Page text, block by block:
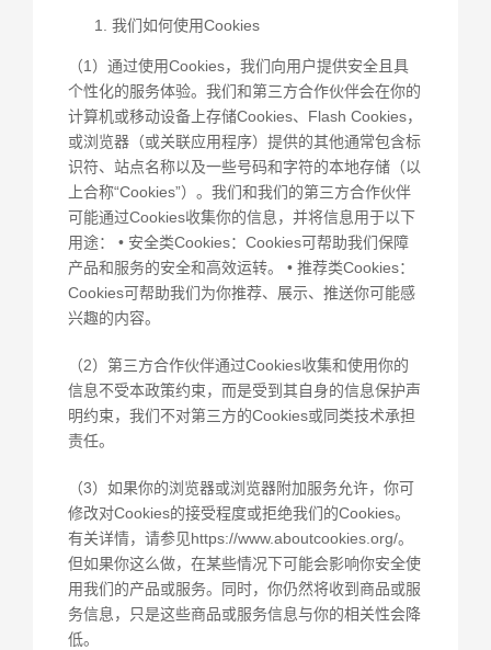
我们如何使用Cookies
（1）通过使用Cookies，我们向用户提供安全且具
个性化的服务体验。我们和第三方合作伙伴会在你的
计算机或移动设备上存储Cookies、Flash Cookies，
或浏览器（或关联应用程序）提供的其他通常包含标
识符、站点名称以及一些号码和字符的本地存储（以
上合称“Cookies”）。我们和我们的第三方合作伙伴
可能通过Cookies收集你的信息，并将信息用于以下
用途： • 安全类Cookies：Cookies可帮助我们保障
产品和服务的安全和高效运转。 • 推荐类Cookies：
Cookies可帮助我们为你推荐、展示、推送你可能感
兴趣的内容。
（2）第三方合作伙伴通过Cookies收集和使用你的
信息不受本政策约束，而是受到其自身的信息保护声
明约束，我们不对第三方的Cookies或同类技术承担
责任。
（3）如果你的浏览器或浏览器附加服务允许，你可
修改对Cookies的接受程度或拒绝我们的Cookies。
有关详情，请参见https://www.aboutcookies.org/。
但如果你这么做，在某些情况下可能会影响你安全使
用我们的产品或服务。同时，你仍然将收到商品或服
务信息，只是这些商品或服务信息与你的相关性会降
低。